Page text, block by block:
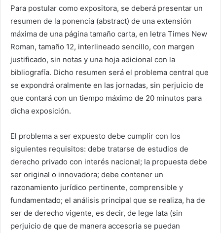
Para postular como expositora, se deberá presentar un
resumen de la ponencia (abstract) de una extensión
máxima de una página tamaño carta, en letra Times New
Roman, tamaño 12, interlineado sencillo, con margen
justificado, sin notas y una hoja adicional con la
bibliografía. Dicho resumen será el problema central que
se expondrá oralmente en las jornadas, sin perjuicio de
que contará con un tiempo máximo de 20 minutos para
dicha exposición.
El problema a ser expuesto debe cumplir con los
siguientes requisitos: debe tratarse de estudios de
derecho privado con interés nacional; la propuesta debe
ser original o innovadora; debe contener un
razonamiento jurídico pertinente, comprensible y
fundamentado; el análisis principal que se realiza, ha de
ser de derecho vigente, es decir, de lege lata (sin
perjuicio de que de manera accesoria se puedan